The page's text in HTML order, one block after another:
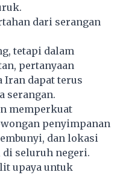
dari serangan
tetapi dalam
pertanyaan
Iran dapat terus
serangan.
memperkuat
penyimpanan
dan lokasi
seluruh negeri.
upaya untuk